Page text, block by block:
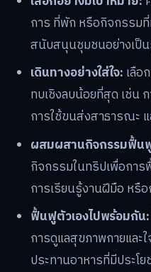
การ ที่พัก หรือกิจกรรม
สนับสนุนชุมชนอย่างเป็
เดินทางอย่างใส่ใจ: เลือ
ทบเชิงลบน้อยที่สุด เช่น
การใช้ขนส่งสาธารณะ
ผสมผสานกิจกรรมฟื้น
กิจกรรมในทริปเพื่อการ
การเรียนรู้งานฝีมือ ห
ฟื้นฟูตัวเองไปพร้อมกัน:
การดูแลสุขภาพกายและ
ประทานอาหารที่มีประโ